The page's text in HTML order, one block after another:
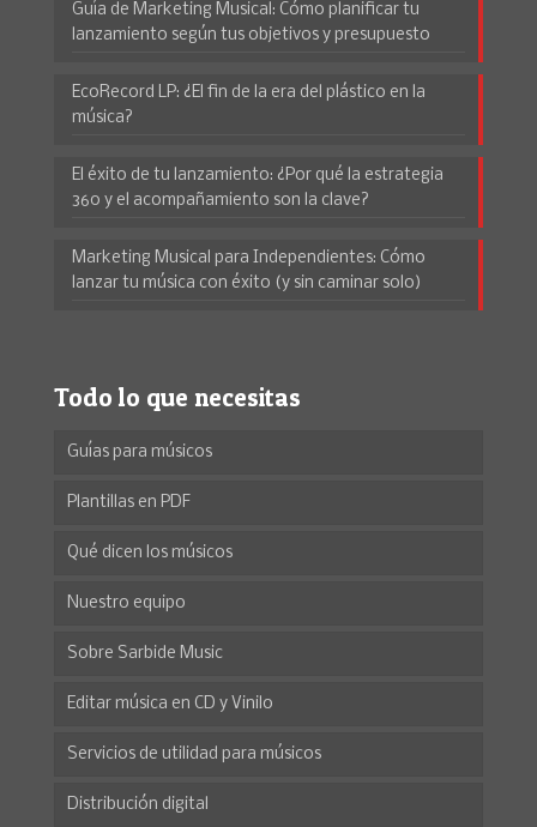
Guía de Marketing Musical: Cómo planificar tu
lanzamiento según tus objetivos y presupuesto
EcoRecord LP: ¿El fin de la era del plástico en la
música?
El éxito de tu lanzamiento: ¿Por qué la estrategia
360 y el acompañamiento son la clave?
Marketing Musical para Independientes: Cómo
lanzar tu música con éxito (y sin caminar solo)
Todo lo que necesitas
Guías para músicos
Plantillas en PDF
Qué dicen los músicos
Nuestro equipo
Sobre Sarbide Music
Editar música en CD y Vinilo
Servicios de utilidad para músicos
Distribución digital